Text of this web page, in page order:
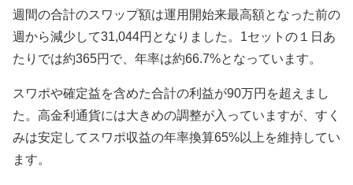
週間の合計のスワップ額は運用開始来最高額となった前の
週から減少して31,044円となりました。1セットの１日あ
たりでは約365円で、年率は約66.7%となっています。
スワポや確定益を含めた合計の利益が90万円を超えまし
た。高金利通貨には大きめの調整が入っていますが、すく
みは安定してスワポ収益の年率換算65%以上を維持してい
ます。